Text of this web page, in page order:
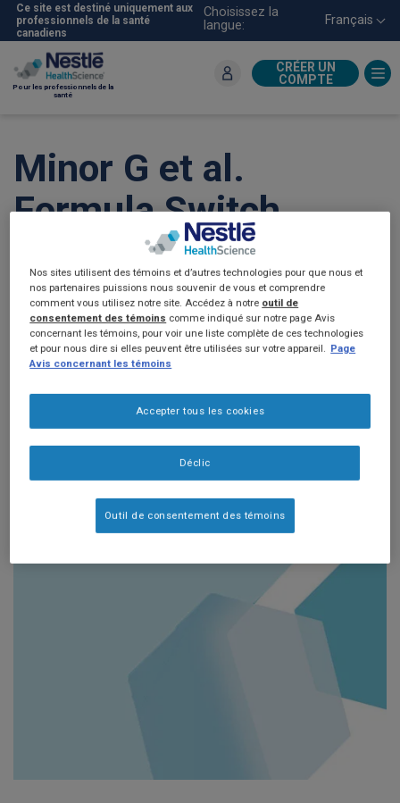
Aller
au
contenu
principal
Pour les professionnels de la
santé
Ce site est destiné uniquement aux
professionnels de la santé
canadiens
Choisissez la
langue:
Français
CRÉER UN
COMPTE
Minor G et al.
Formula Switch
Leads to Enteral
Feeding Tolerance
Improvements in
Children with
Developmental
Delays.
Glob Ped
Health 2016; 3:1-6.
Nos sites utilisent des témoins et d’autres technologies pour que nous et
nos partenaires puissions nous souvenir de vous et comprendre
comment vous utilisez notre site. Accédez à notre outil de
consentement des témoins comme indiqué sur notre page Avis
concernant les témoins, pour voir une liste complète de ces technologies
et pour nous dire si elles peuvent être utilisées sur votre appareil. Page
Avis concernant les témoins
Déclic
Accepter tous les cookies
Outil de consentement des témoins